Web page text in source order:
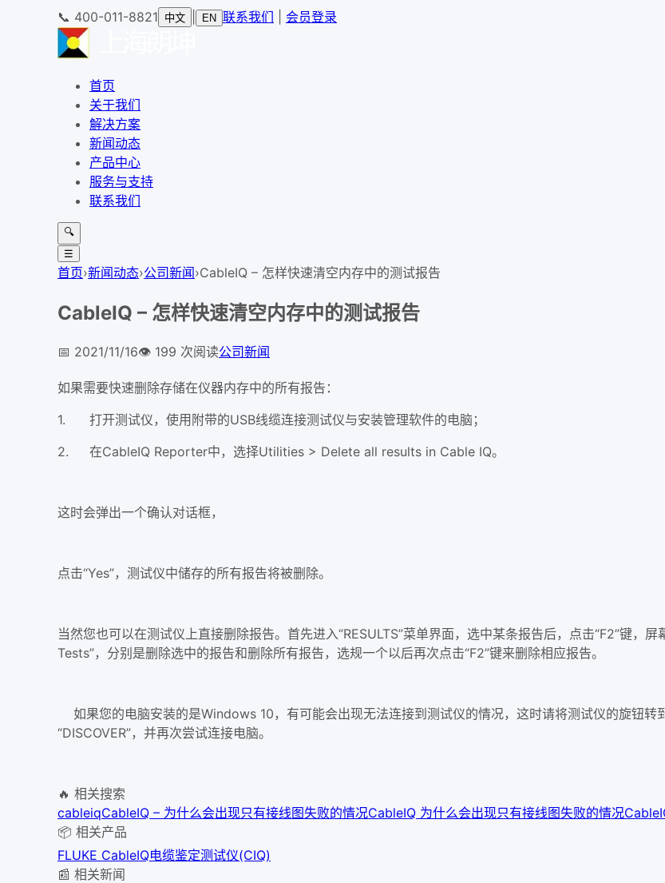
📞 400-011-8821 中文 EN 联系我们 会员登录
首页
关于我们
解决方案
新闻动态
产品中心
服务与支持
联系我们
🔍
☰
首页›新闻动态›公司新闻›CableIQ – 怎样快速清空内存中的测试报告
CableIQ – 怎样快速清空内存中的测试报告
📅 2021/11/16👁️ 199 次阅读公司新闻
如果需要快速删除存储在仪器内存中的所有报告：
1.
打开测试仪，使用附带的USB线缆连接测试仪与安装管理软件的电脑；
2.
在CableIQ Reporter中，选择Utilities > Delete all results in Cable IQ。
这时会弹出一个确认对话框，
点击“Yes”，测试仪中储存的所有报告将被删除。
当然您也可以在测试仪上直接删除报告。首先进入“RESULTS”菜单界面，选中某条报告后，点击“F2”键，
Tests”，分别是删除选中的报告和删除所有报告，选规一个以后再次点击“F2”键来删除相应报告。
如果您的电脑安装的是Windows 10，有可能会出现无法连接到测试仪的情况，这时请将测试仪的旋钮转
“DISCOVER”，并再次尝试连接电脑。
🔥 相关搜索
cableiqCableIQ – 为什么会出现只有接线图失败的情况CableIQ 为什么会出现只有接线图失败的情况
📦 相关产品
FLUKE CableIQ电缆鉴定测试仪(CIQ)
📰 相关新闻